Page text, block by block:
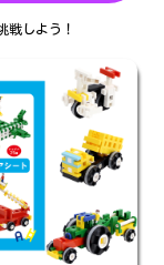
戦しよう！